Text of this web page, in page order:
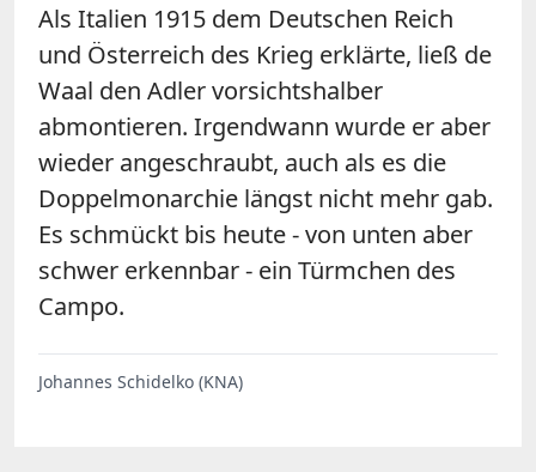
Als Italien 1915 dem Deutschen Reich
und Österreich des Krieg erklärte, ließ de
Waal den Adler vorsichtshalber
abmontieren. Irgendwann wurde er aber
wieder angeschraubt, auch als es die
Doppelmonarchie längst nicht mehr gab.
Es schmückt bis heute - von unten aber
schwer erkennbar - ein Türmchen des
Campo.
Johannes Schidelko (KNA)